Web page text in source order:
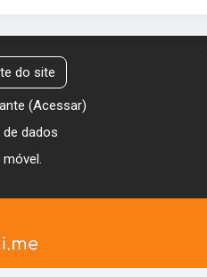
do site
(Acessar)
dados